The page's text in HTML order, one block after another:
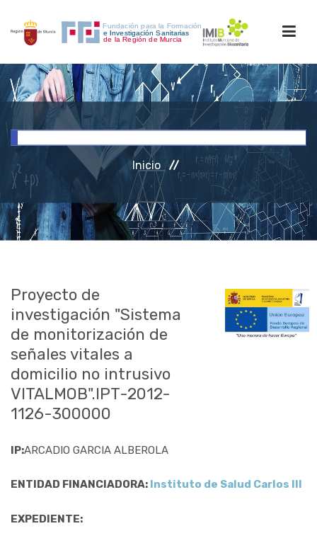
INICIO
INVESTIGACIÓN
RRHH
ACCESO PERSONAL
Inicio
Proyecto de
investigación "Sistema
de monitorización de
señales vitales a
domicilio no intrusivo
VITALMOB".IPT-2012-
1126-300000
IP:ARCADIO GARCIA ALBEROLA
ENTIDAD FINANCIADORA: Instituto de Salud Carlos III
EXPEDIENTE: